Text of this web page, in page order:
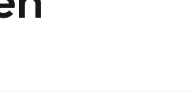
till pojkvän